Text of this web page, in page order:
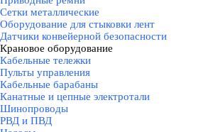
Сетки металлические
Оборудование для стыковки лент
Датчики конвейерной безопасности
Крановое оборудование
Кабельные тележки
Пульты управления
Кабельные барабаны
Канатные и цепные электротали
Шинопроводы
РВД и ПВД